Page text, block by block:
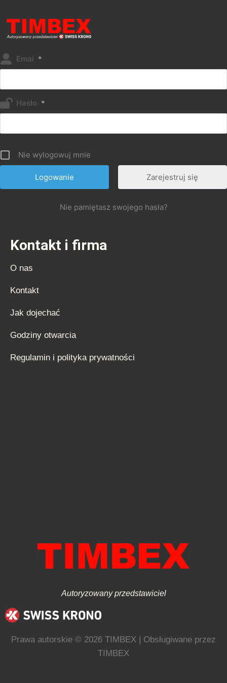
Emai *
Hasło *
Nie wylogowuj mnie
Zarejestruj się
Nie pamiętasz swojego hasła?
Kontakt i firma
O nas
Kontakt
Jak dojechać
Godziny otwarcia
Regulamin i polityka prywatności
Autoryzowany przedstawiciel
Prawa autorskie © 2026 TIMBEX | Obsługiwane przez
TIMBEX